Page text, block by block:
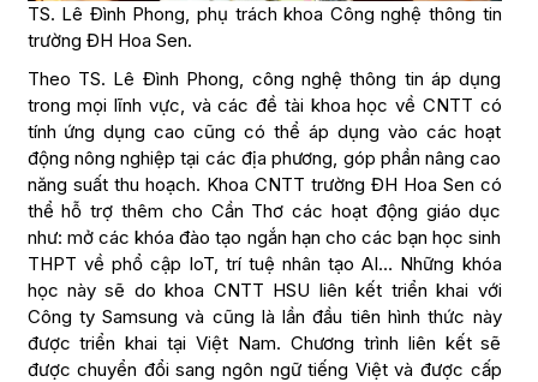
TS. Lê Đình Phong, phụ trách khoa Công nghệ thông tin
trường ĐH Hoa Sen.
Theo TS. Lê Đình Phong, công nghệ thông tin áp dụng
trong mọi lĩnh vực, và các đề tài khoa học về CNTT có
tính ứng dụng cao cũng có thể áp dụng vào các hoạt
động nông nghiệp tại các địa phương, góp phần nâng cao
năng suất thu hoạch. Khoa CNTT trường ĐH Hoa Sen có
thể hỗ trợ thêm cho Cần Thơ các hoạt động giáo dục
như: mở các khóa đào tạo ngắn hạn cho các bạn học sinh
THPT về phổ cập IoT, trí tuệ nhân tạo AI… Những khóa
học này sẽ do khoa CNTT HSU liên kết triển khai với
Công ty Samsung và cũng là lần đầu tiên hình thức này
được triển khai tại Việt Nam. Chương trình liên kết sẽ
được chuyển đổi sang ngôn ngữ tiếng Việt và được cấp